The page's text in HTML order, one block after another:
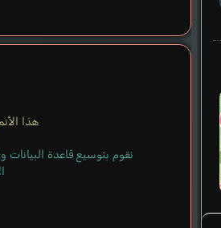
هذا
نقوم بتوسيع قاعدة